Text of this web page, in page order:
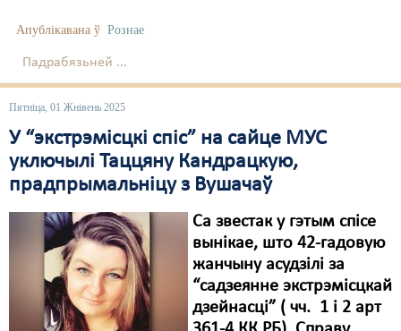
Апублікавана ў Рознае
Падрабязьней ...
Пятніца, 01 Жнівень 2025
У “экстрэмісцкі спіс” на сайце МУС
уключылі Таццяну Кандрацкую,
прадпрымальніцу з Вушачаў
Са звестак у гэтым спісе
вынікае, што 42-гадовую
жанчыну асудзілі за
“садзеянне экстрэмісцкай
дзейнасці” ( чч. 1 і 2 арт